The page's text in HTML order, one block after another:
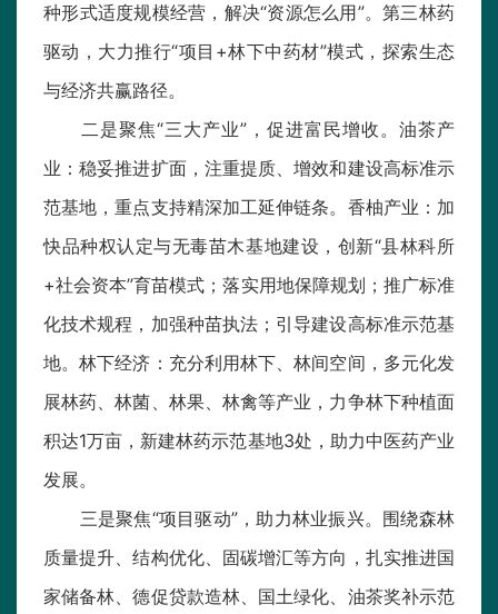
种形式适度规模经营，解决“资源怎么用”。第三林药
驱动，大力推行“项目+林下中药材”模式，探索生态
与经济共赢路径。
二是聚焦“三大产业”，促进富民增收。油茶产
业：稳妥推进扩面，注重提质、增效和建设高标准示
范基地，重点支持精深加工延伸链条。香柚产业：加
快品种权认定与无毒苗木基地建设，创新“县林科所
+社会资本”育苗模式；落实用地保障规划；推广标准
化技术规程，加强种苗执法；引导建设高标准示范基
地。林下经济：充分利用林下、林间空间，多元化发
展林药、林菌、林果、林禽等产业，力争林下种植面
积达1万亩，新建林药示范基地3处，助力中医药产业
发展。
三是聚焦“项目驱动”，助力林业振兴。围绕森林
质量提升、结构优化、固碳增汇等方向，扎实推进国
家储备林、德促贷款造林、国土绿化、油茶奖补示范